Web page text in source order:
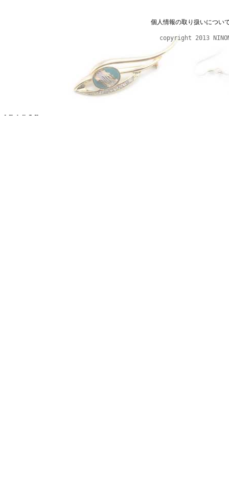
個人情報の取り扱いについ
copyright 2013